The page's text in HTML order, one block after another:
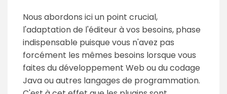
Nous abordons ici un point crucial,
l'adaptation de l'éditeur à vos besoins, phase
indispensable puisque vous n'avez pas
forcément les mêmes besoins lorsque vous
faites du développement Web ou du codage
Java ou autres langages de programmation.